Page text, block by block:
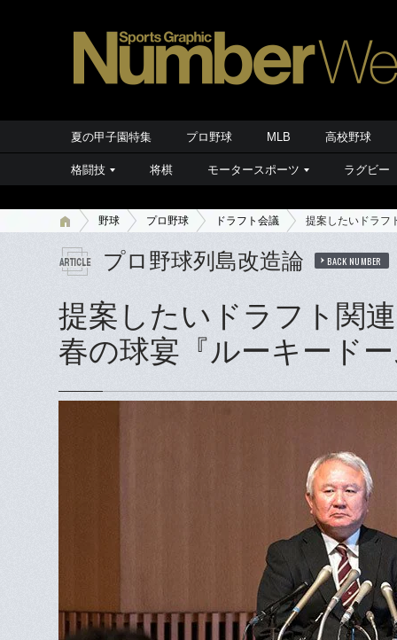
夏の甲子園特集 プロ野球 MLB 高校野球
格闘技 将棋 モータースポーツ ラグビー
野球 プロ野球 ドラフト会議 提案したいドラフ
プロ野球列島改造論 BACK NUMBER
提案したいドラフト関
春の球宴『ルーキード